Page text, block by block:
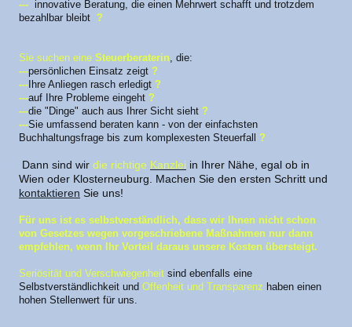
--- innovative Beratung, die einen Mehrwert schafft und trotzdem
bezahlbar bleibt ?
Sie suchen eine Steuerberaterin, die:
---persönlichen Einsatz zeigt ?
--- Ihre Anliegen rasch erledigt ?
---auf Ihre Probleme eingeht ?
---die "Dinge" auc h aus Ihrer Sicht sieht ?
---Sie umfassend beraten kann - von der einfachsten
Buchhaltungsfrage bis zum komplexesten Steuerfall ?
Dann sind wir die richtige Kanzlei in Ihrer Nähe, egal ob in
Wien oder Klosterneuburg. Machen Sie den ersten Schritt und
kontaktieren Sie uns!
Für uns ist es selbstverständlich, dass wir Ihnen nicht schon
von Gesetzes wegen vorgeschriebene Maßnahmen nur dann
empfehlen, wenn Ihr Vorteil daraus unsere Kosten übersteigt.
Seriösität und Verschwiegenheit sind ebenfalls eine
Selbstverständlichkeit und Offenheit und Transparenz haben einen
hohen Stellenwert für uns.